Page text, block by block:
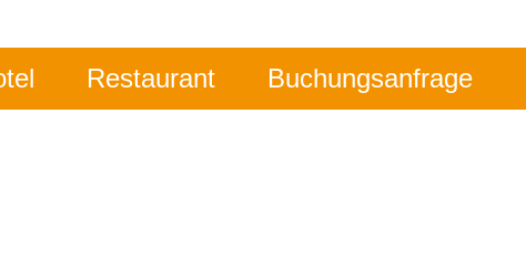
Restaurant Buchungsanfrage